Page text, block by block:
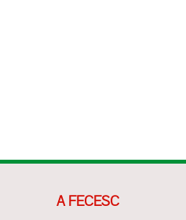
A FECESC